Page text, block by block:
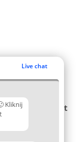
Live chat
Kliknij
Kontakt